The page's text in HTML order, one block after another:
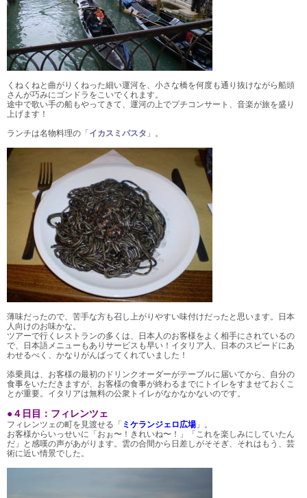
くねくねと曲がりくねった細い運河を、小さな橋を何度も通り抜けながら船頭
さんが巧みにゴンドラをこいでくれます。
途中で歌い手の船もやってきて、運河の上でプチコンサート、音楽が旅を盛り
上げます！
ランチは名物料理の「イカスミパスタ 」。
薄味だったので、苦手な方も召し上がりやすい味付けだったと思います。日本
人向けのお味かな。
ツアーで行くレストランの多くは、日本人のお客様をよく相手にされているの
で、日本語メニューもありサービスも早い！イタリア人、日本のスピードにあ
わせるべく、かなりがんばってくれていました！
添乗員は、お客様の最初のドリンクオーダーがテーブルに届いてから、自分の
食事をいただきますが、お客様の食事が終わるまでにトイレをすませておくこ
とが重要。イタリアは無料の公衆トイレがなかなかないのです。
●４日目：フィレンツェ
フィレンツェの町を見渡せる「 ミケランジェロ広場 」。
お客様からいっせいに「おぉ〜！きれいね〜！」「これを楽しみにしていたん
だ」と感嘆の声があがります。雲の合間から日差しがそそぎ、それはもう、芸
術に近い情景でした。